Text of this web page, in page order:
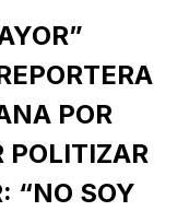
POR
POLITIZAR
“NO SOY